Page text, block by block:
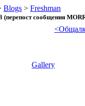
Blogs > Freshman
сообщения
Gallery